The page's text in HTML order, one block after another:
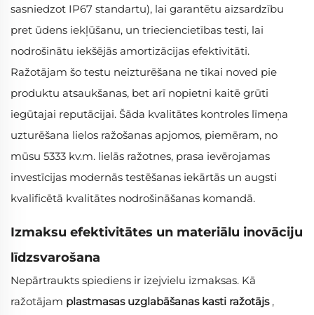
sasniedzot IP67 standartu), lai garantētu aizsardzību
pret ūdens iekļūšanu, un trieciencietības testi, lai
nodrošinātu iekšējās amortizācijas efektivitāti.
Ražotājam šo testu neizturēšana ne tikai noved pie
produktu atsaukšanas, bet arī nopietni kaitē grūti
iegūtajai reputācijai. Šāda kvalitātes kontroles līmeņa
uzturēšana lielos ražošanas apjomos, piemēram, no
mūsu 5333 kv.m. lielās ražotnes, prasa ievērojamas
investīcijas modernās testēšanas iekārtās un augsti
kvalificētā kvalitātes nodrošināšanas komandā.
Izmaksu efektivitātes un materiālu inovāciju
līdzsvarošana
Nepārtraukts spiediens ir izejvielu izmaksas. Kā
ražotājam plastmasas uzglabāšanas kasti ražotājs ,